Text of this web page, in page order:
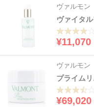
ヴァルモン
ヴァイタ
¥11,070
ヴァルモン
プライム
¥69,020